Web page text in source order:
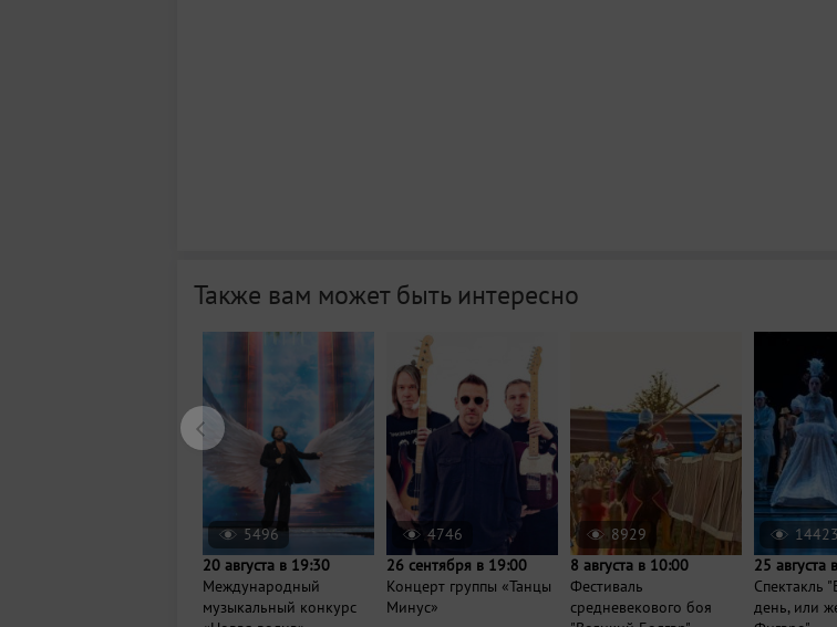
Также вам может быть интересно
5496
20 августа в 19:30
Международный
музыкальный конкурс
4746
26 сентября в 19:00
Концерт группы «Танцы
Минус»
8929
8 августа в 10:00
Фестиваль
средневекового боя
14423
25 августа
Спектакль
день, или